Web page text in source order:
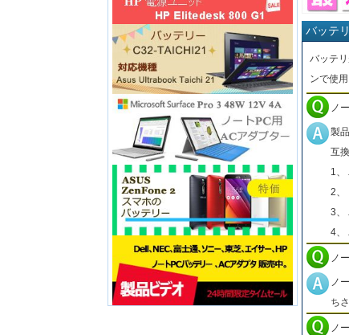
バッテ
バッテ
ンで使
ノ
製
互
1、
2、
3、
4、
ノ
ノ
ち
ノ